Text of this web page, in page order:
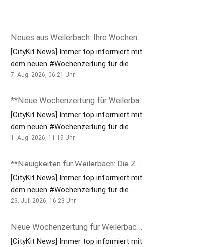
Neues aus Weilerbach: Ihre Wochenzeitung ist da!
[CityKit News] Immer top informiert mit
dem neuen #Wochenzeitung für die
Verbandsgemeinde Weilerbach: Wo Die
https://lmy.de/KEHYJ . Weitere
Amtsblätter/Wochenblätter aus den
Verbandsgemeinden:
#EnkenbachAlsenborn | #Kusel |
#RamsteinMiesenbach |
#NordpfälzerLand | #Weilerbach |
#Eisenberg . . [VÖ / JN] 🌐
https://mackenbachplus.chayns.net/
[Redaktionsservice Pri-me Printservice
CityKit Partner & Mitglied der
ZukunftsRegion Westpfalz] .
7. Aug. 2026, 06:21 Uhr
**Neue Wochenzeitung für Weilerbach: Immer aktuell informiert!**
[CityKit News] Immer top informiert mit
dem neuen #Wochenzeitung für die
Verbandsgemeinde Weilerbach: Wo Die
https://lmy.de/CvuPp . Weitere
Amtsblätter/Wochenblätter aus den
Verbandsgemeinden:
#EnkenbachAlsenborn | #Kusel |
#RamsteinMiesenbach |
#NordpfälzerLand | #Weilerbach |
1. Aug. 2026, 11:19 Uhr
**Neuigkeiten für Weilerbach: Die Zukunft ist da!**
[CityKit News] Immer top informiert mit
dem neuen #Wochenzeitung für die
Verbandsgemeinde Weilerbach: Wo Die
https://lmy.de/OrHxk . Weitere
Amtsblätter/Wochenblätter aus den
23. Juli 2026, 16:23 Uhr
Neue Wochenzeitung für Weilerbach: Immer bestens informiert!
[CityKit News] Immer top informiert mit